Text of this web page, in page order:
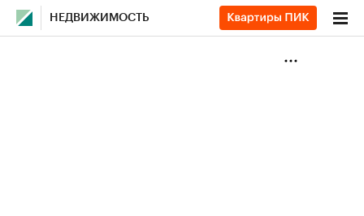
НЕДВИЖИМОСТЬ